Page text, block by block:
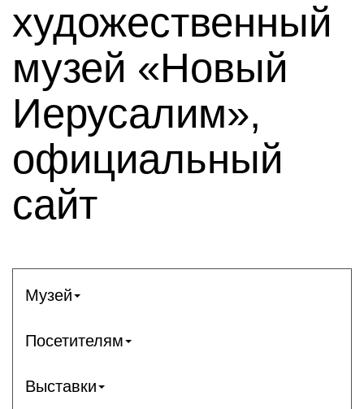
художественный
музей «Новый
Иерусалим»,
официальный
сайт
Музей
Посетителям
Выставки